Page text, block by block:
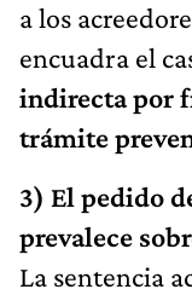
a los
encuadra el
indirecta por
trámite
3) El pedido
prevalece
La sentencia